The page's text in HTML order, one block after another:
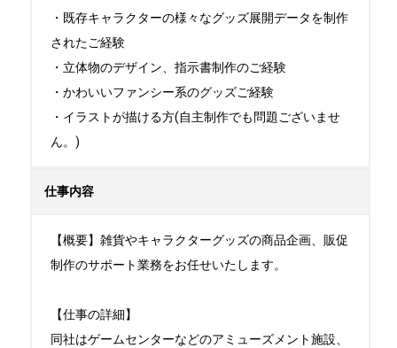
・既存キャラクターの様々なグッズ展開データを制作
されたご経験
・立体物のデザイン、指示書制作のご経験
・かわいいファンシー系のグッズご経験
・イラストが描ける方(自主制作でも問題ございませ
ん。)
仕事内容
【概要】雑貨やキャラクターグッズの商品企画、販促
制作のサポート業務をお任せいたします。
【仕事の詳細】
同社はゲームセンターなどのアミューズメント施設、